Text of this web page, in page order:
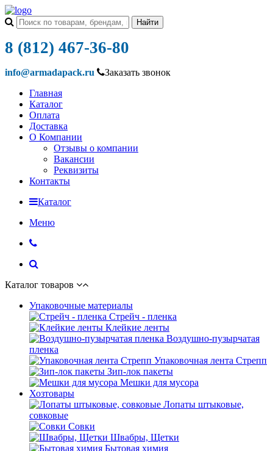
8 (812) 467-36-80
info@armadapack.ru
Заказать звонок
Главная
Каталог
Оплата
Доставка
О Компании
Отзывы о компании
Вакансии
Реквизиты
Контакты
Каталог
Меню
Каталог товаров
Упаковочные материалы
Стрейч - пленка
Клейкие ленты
Воздушно-пузырчатая
пленка
Упаковочная лента Стрепп
Зип-лок пакеты
Мешки для мусора
Хозтовары
Лопаты штыковые,
совковые
Совки
Швабры, Щетки
Бытовая химия